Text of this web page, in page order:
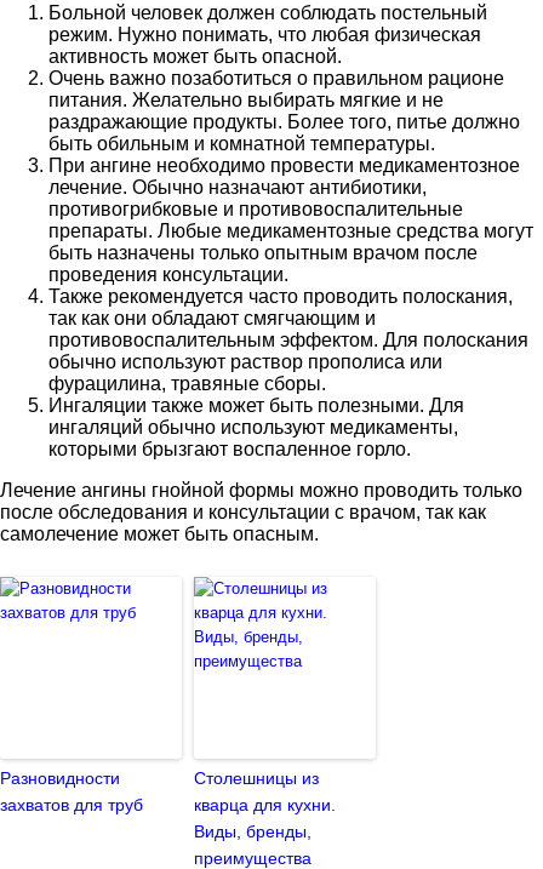
Больной человек должен соблюдать постельный
режим. Нужно понимать, что любая физическая
активность может быть опасной.
Очень важно позаботиться о правильном рационе
питания. Желательно выбирать мягкие и не
раздражающие продукты. Более того, питье должно
быть обильным и комнатной температуры.
При ангине необходимо провести медикаментозное
лечение. Обычно назначают антибиотики,
противогрибковые и противовоспалительные
препараты. Любые медикаментозные средства могут
быть назначены только опытным врачом после
проведения консультации.
Также рекомендуется часто проводить полоскания,
так как они обладают смягчающим и
противовоспалительным эффектом. Для полоскания
обычно используют раствор прополиса или
фурацилина, травяные сборы.
Ингаляции также может быть полезными. Для
ингаляций обычно используют медикаменты,
которыми брызгают воспаленное горло.
Лечение ангины гнойной формы можно проводить только
после обследования и консультации с врачом, так как
самолечение может быть опасным.
Разновидности
захватов для труб
Столешницы из
кварца для кухни.
Виды, бренды,
преимущества